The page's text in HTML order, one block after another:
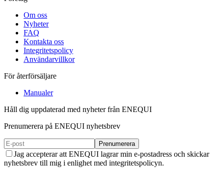
Om oss
Nyheter
FAQ
Kontakta oss
Integritetspolicy
Användarvillkor
För återförsäljare
Manualer
Håll dig uppdaterad med nyheter från ENEQUI
Prenumerera på ENEQUI nyhetsbrev
Prenumerera
Jag accepterar att ENEQUI lagrar min e-postadress och skickar
nyhetsbrev till mig i enlighet med integritetspolicyn.